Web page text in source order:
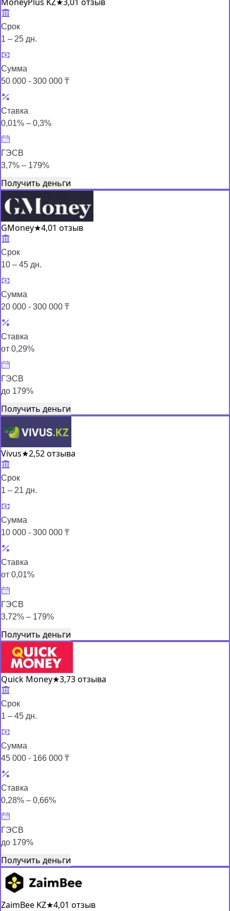
Срок
1 – 25 дн.
Сумма
50 000 - 300 000 ₸
Ставка
0,01% – 0,3%
ГЭСВ
3,7% – 179%
Получить деньги
GMoney★4,01 отзыв
Срок
10 – 45 дн.
Сумма
20 000 - 300 000 ₸
Ставка
от 0,29%
ГЭСВ
до 179%
Получить деньги
Vivus★2,52 отзыва
Срок
1 – 21 дн.
Сумма
10 000 - 300 000 ₸
Ставка
от 0,01%
ГЭСВ
3,72% – 179%
Получить деньги
Quick Money★3,73 отзыва
Срок
1 – 45 дн.
Сумма
45 000 - 166 000 ₸
Ставка
0,28% – 0,66%
ГЭСВ
до 179%
Получить деньги
ZaimBee KZ★4,01 отзыв